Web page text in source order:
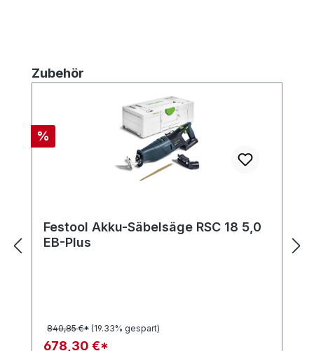
Produktgalerie überspringen
Zubehör
Rabatt
%
Festool Akku-Säbelsäge RSC 18 5,0
EB-Plus
840,85 €* (19.33% gespart)
678,30 €*